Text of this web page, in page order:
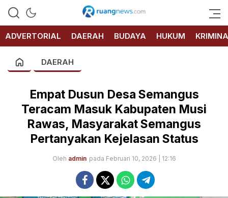
RUANG
NEWS
ADVERTORIAL
DAERAH BUDAYA HUKUM
DAERAH
‎Empat Dusun Desa Semangus
Teracam Masuk Kabupaten Musi
Rawas, Masyarakat Semangus
Pertanyakan Kejelasan Status
Oleh admin pada Februari 10, 2026 | 12:16